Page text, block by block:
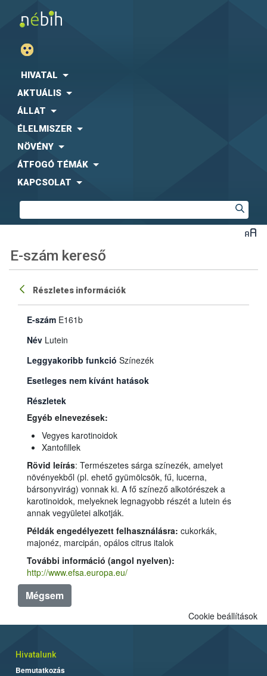
HIVATAL
AKTUÁLIS
ÁLLAT
ÉLELMISZER
NÖVÉNY
ÁTFOGÓ TÉMÁK
KAPCSOLAT
E-szám kereső
Részletes információk
E-szám E161b
Név Lutein
Leggyakoribb funkció Színezék
Esetleges nem kívánt hatások
Részletek
Egyéb elnevezések:
Vegyes karotinoidok
Xantofillek
Rövid leírás: Természetes sárga színezék, amelyet
növényekből (pl. ehető gyümölcsök, fű, lucerna,
bársonyvirág) vonnak ki. A fő színező alkotórészek a
karotinoidok, melyeknek legnagyobb részét a lutein és
annak vegyületei alkotják.
Példák engedélyezett felhasználásra: cukorkák,
majonéz, marcipán, opálos citrus italok
További információ (angol nyelven):
http://www.efsa.europa.eu/
Mégsem
Cookie beállítások
Hivatalunk
Bemutatkozás